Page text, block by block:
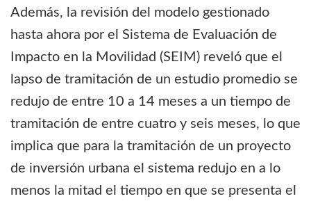
Además, la revisión del modelo gestionado
hasta ahora por el Sistema de Evaluación de
Impacto en la Movilidad (SEIM) reveló que el
lapso de tramitación de un estudio promedio se
redujo de entre 10 a 14 meses a un tiempo de
tramitación de entre cuatro y seis meses, lo que
implica que para la tramitación de un proyecto
de inversión urbana el sistema redujo en a lo
menos la mitad el tiempo en que se presenta el